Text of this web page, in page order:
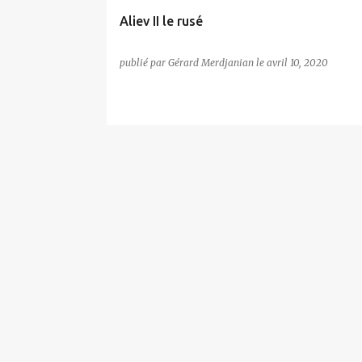
Aliev II le rusé
publié par Gérard Merdjanian le avril 10, 2020